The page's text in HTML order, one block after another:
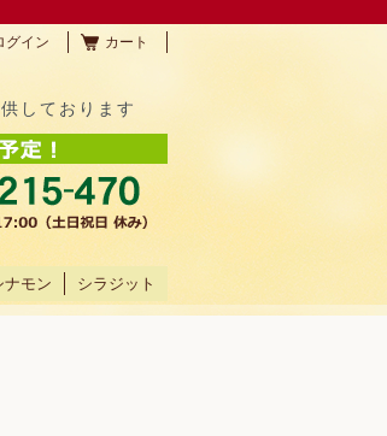
グイン カート
しております
ナモン シラジット